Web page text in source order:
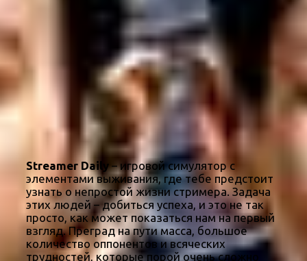
Streamer Daily – игровой симулятор с
элементами выживания, где тебе предстоит
узнать о непростой жизни стримера. Задача
этих людей – добиться успеха, и это не так
просто, как может показаться нам на первый
взгляд. Преград на пути масса, большое
количество оппонентов и всяческих
трудностей, которые порой очень сложно